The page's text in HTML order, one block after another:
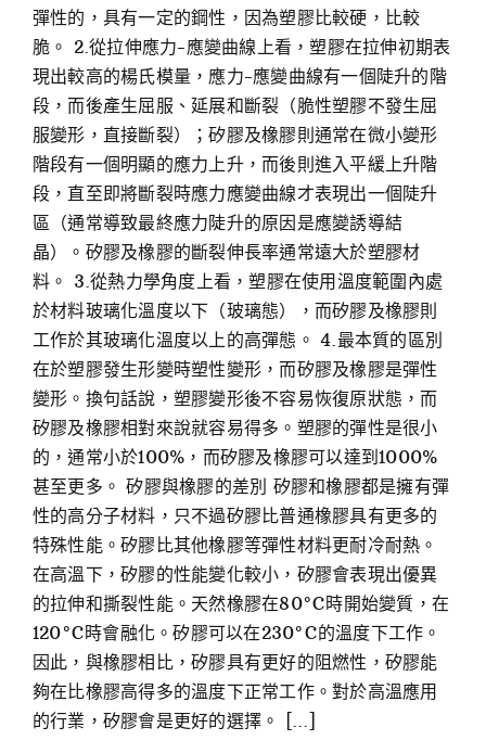
彈性的，具有一定的鋼性，因為塑膠比較硬，比較
脆。 2.從拉伸應力-應變曲線上看，塑膠在拉伸初期表
現出較高的楊氏模量，應力-應變曲線有一個陡升的階
段，而後產生屈服、延展和斷裂（脆性塑膠不發生屈
服變形，直接斷裂）；矽膠及橡膠則通常在微小變形
階段有一個明顯的應力上升，而後則進入平緩上升階
段，直至即將斷裂時應力應變曲線才表現出一個陡升
區（通常導致最終應力陡升的原因是應變誘導結
晶）。矽膠及橡膠的斷裂伸長率通常遠大於塑膠材
料。 3.從熱力學角度上看，塑膠在使用溫度範圍內處
於材料玻璃化溫度以下（玻璃態），而矽膠及橡膠則
工作於其玻璃化溫度以上的高彈態。 4.最本質的區別
在於塑膠發生形變時塑性變形，而矽膠及橡膠是彈性
變形。換句話說，塑膠變形後不容易恢復原狀態，而
矽膠及橡膠相對來說就容易得多。塑膠的彈性是很小
的，通常小於100%，而矽膠及橡膠可以達到1000%
甚至更多。 矽膠與橡膠的差別 矽膠和橡膠都是擁有彈
性的高分子材料，只不過矽膠比普通橡膠具有更多的
特殊性能。矽膠比其他橡膠等彈性材料更耐冷耐熱。
在高溫下，矽膠的性能變化較小，矽膠會表現出優異
的拉伸和撕裂性能。天然橡膠在80°C時開始變質，在
120°C時會融化。矽膠可以在230°C的溫度下工作。
因此，與橡膠相比，矽膠具有更好的阻燃性，矽膠能
夠在比橡膠高得多的溫度下正常工作。對於高溫應用
的行業，矽膠會是更好的選擇。 [...]